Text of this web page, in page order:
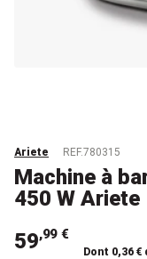
Ariete REF.780315
Machine à
450 W Ariete
59,99 €
Dont 0,36